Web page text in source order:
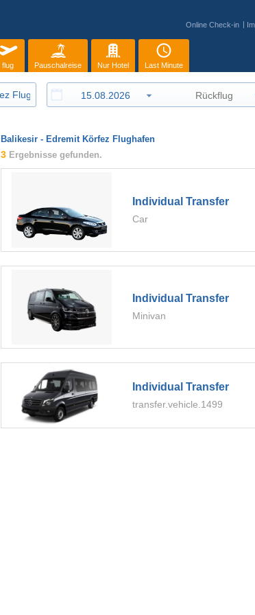
Online Check-in
flug Pauschalreise Nur Hotel Last Minute
Balikesir - Edremit Körfez Flughafen
3 Ergebnisse gefunden.
Individual Transfer
Car
Individual Transfer
Minivan
Individual Transfer
transfer.vehicle.1499